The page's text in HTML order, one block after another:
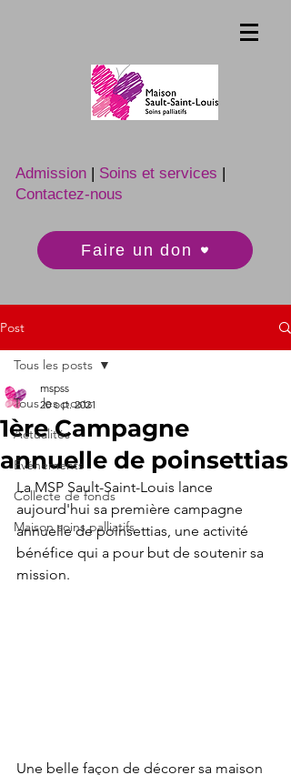
Admission | Soins et services |
Contactez-nous
Faire un don
Post
Tous les posts
Actualités
Événements
Collecte de fonds
Maison soins palliatifs
Tous les posts
1ère Campagne
annuelle de poinsettias
mspss
20 oct. 2021
La MSP Sault-Saint-Louis lance
aujourd'hui sa première campagne
annuelle de poinsettias, une activité
bénéfice qui a pour but de soutenir sa
mission.
Une belle façon de décorer sa maison